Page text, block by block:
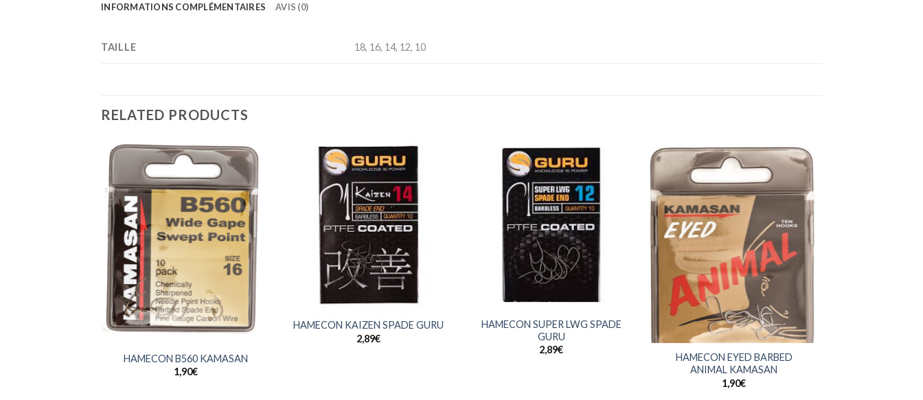
INFORMATIONS COMPLÉMENTAIRES AVIS (0)
TAILLE 18, 16, 14, 12, 10
RELATED PRODUCTS
+
HAMECON B560 KAMASAN
1,90€
HAMECON KAIZEN SPADE GURU
2,89€
HAMECON SUPER LWG SPADE
GURU
2,89€
HAMECON EYED BARBED
ANIMAL KAMASAN
1,90€